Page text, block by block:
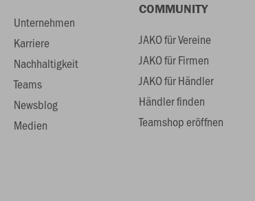
Unternehmen
Karriere
Nachhaltigkeit
Teams
Newsblog
Medien
COMMUNITY
JAKO für Vereine
JAKO für Firmen
JAKO für Händler
Händler finden
Teamshop eröffnen